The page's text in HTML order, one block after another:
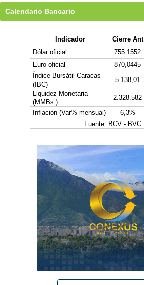
Calendario Bancario
Indicador Cierre Ant
Dólar oficial
755.1552
Euro oficial
870,0445
Índice Bursátil Caracas
(IBC)
5.138,01
Liquidez Monetaria
(MMBs.)
2.328.582
Inflación (Var% mensual)
6,3%
Fuente: BCV - BVC